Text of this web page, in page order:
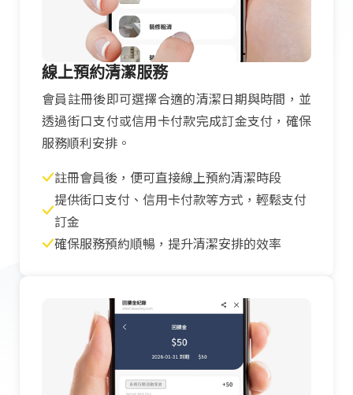
線上預約清潔服務
會員註冊後即可選擇合適的清潔日期與時間，並
透過街口支付或信用卡付款完成訂金支付，確保
服務順利安排。
註冊會員後，便可直接線上預約清潔時段
提供街口支付、信用卡付款等方式，輕鬆支付
訂金
確保服務預約順暢，提升清潔安排的效率